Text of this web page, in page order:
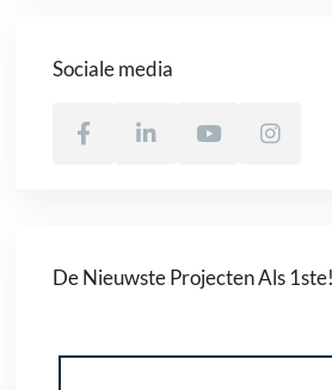
Sociale media
De Nieuwste Projecten Als 1ste!